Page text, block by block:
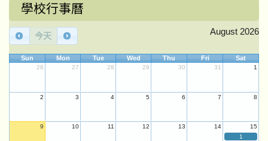
學校行事曆
今天 August 2026
Sun Mon Tue Wed Thu Fri Sat
26 27 28 29 30 31 1
2 3 4 5 6 7 8
9 10 11 12 13 14
15
1